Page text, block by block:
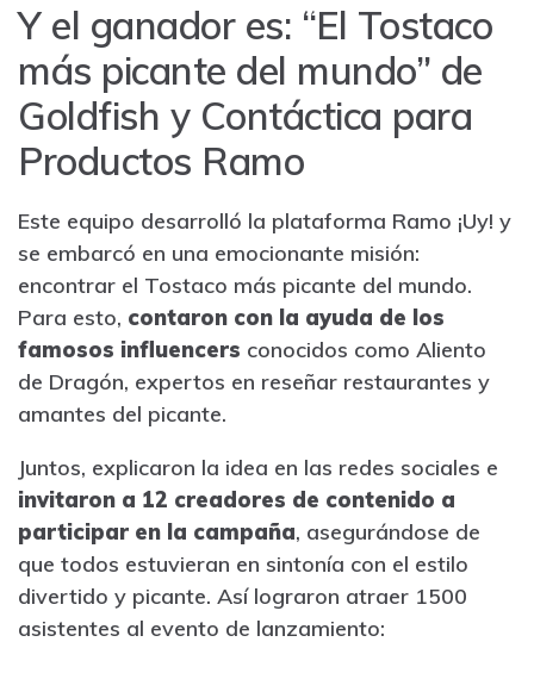
Y el ganador es: “El Tostaco
más picante del mundo” de
Goldfish y Contáctica para
Productos Ramo
Este equipo desarrolló la plataforma Ramo ¡Uy! y
se embarcó en una emocionante misión:
encontrar el Tostaco más picante del mundo.
Para esto, contaron con la ayuda de los
famosos influencers conocidos como Aliento
de Dragón, expertos en reseñar restaurantes y
amantes del picante.
Juntos, explicaron la idea en las redes sociales e
invitaron a 12 creadores de contenido a
participar en la campaña, asegurándose de
que todos estuvieran en sintonía con el estilo
divertido y picante. Así lograron atraer 1500
asistentes al evento de lanzamiento: